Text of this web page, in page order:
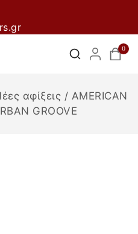
0
αφίξεις / AMERICAN
GROOVE